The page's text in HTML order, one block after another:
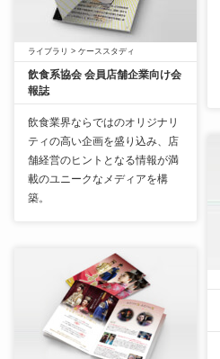
ライブラリ > ケーススタディ
飲食系協会 会員店舗企業向け会
報誌
飲食業界ならではのオリジナリ
ティの高い企画を盛り込み、店
舗経営のヒントとなる情報が満
載のユニークなメディアを構
築。